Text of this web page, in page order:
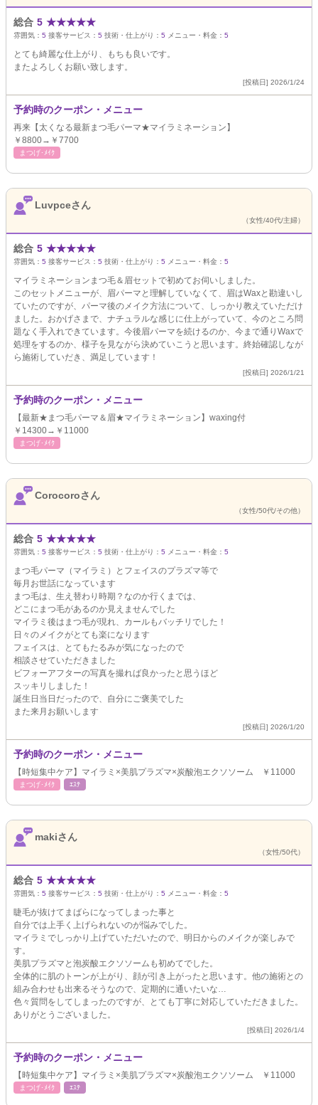
総合 5 ★★★★★
雰囲気： 5 接客サービス： 5 技術・仕上がり： 5 メニュー・料金： 5
とても綺麗な仕上がり、もちも良いです。
またよろしくお願い致します。
[投稿日] 2026/1/24
予約時のクーポン・メニュー
再来【太くなる最新まつ毛パーマ★マイラミネーション】
￥8800→￥7700
まつげ･ﾒｲｸ
Luvpceさん
（女性/40代/主婦）
総合 5 ★★★★★
雰囲気： 5 接客サービス： 5 技術・仕上がり： 5 メニュー・料金： 5
マイラミネーションまつ毛＆眉セットで初めてお伺いしました。
このセットメニューが、眉パーマと理解していなくて、眉はWaxと勘違いし
ていたのですが、パーマ後のメイク方法について、しっかり教えていただけ
ました。おかげさまで、ナチュラルな感じに仕上がっていて、今のところ問
題なく手入れできています。今後眉パーマを続けるのか、今まで通りWaxで
処理をするのか、様子を見ながら決めていこうと思います。終始確認しなが
ら施術していだき、満足しています！
[投稿日] 2026/1/21
予約時のクーポン・メニュー
【最新★まつ毛パーマ＆眉★マイラミネーション】waxing付
￥14300→￥11000
まつげ･ﾒｲｸ
Corocoroさん
（女性/50代/その他）
総合 5 ★★★★★
雰囲気： 5 接客サービス： 5 技術・仕上がり： 5 メニュー・料金： 5
まつ毛パーマ（マイラミ）とフェイスのプラズマ等で
毎月お世話になっています
まつ毛は、生え替わり時期？なのか行くまでは、
どこにまつ毛があるのか見えませんでした
マイラミ後はまつ毛が現れ、カールもバッチリでした！
日々のメイクがとても楽になります
フェイスは、とてもたるみが気になったので
相談させていただきました
ビフォーアフターの写真を撮れば良かったと思うほど
スッキリしました！
誕生日当日だったので、自分にご褒美でした
また来月お願いします
[投稿日] 2026/1/20
予約時のクーポン・メニュー
【時短集中ケア】マイラミ×美肌プラズマ×炭酸泡エクソソーム ￥11000
まつげ･ﾒｲｸ ｴｽﾃ
makiさん
（女性/50代）
総合 5 ★★★★★
雰囲気： 5 接客サービス： 5 技術・仕上がり： 5 メニュー・料金： 5
睫毛が抜けてまばらになってしまった事と
自分では上手く上げられないのが悩みでした。
マイラミでしっかり上げていただいたので、明日からのメイクが楽しみで
す。
美肌プラズマと泡炭酸エクソソームも初めてでした。
全体的に肌のトーンが上がり、顔が引き上がったと思います。他の施術との
組み合わせも出来るそうなので、定期的に通いたいな…
色々質問をしてしまったのですが、とても丁寧に対応していただきました。
ありがとうございました。
[投稿日] 2026/1/4
予約時のクーポン・メニュー
【時短集中ケア】マイラミ×美肌プラズマ×炭酸泡エクソソーム ￥11000
まつげ･ﾒｲｸ ｴｽﾃ